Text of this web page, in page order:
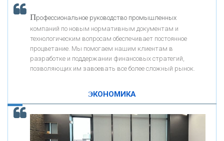
«АВТОГРАДБАНК»
«ПРОМРЕГИОНБАНК»
ОНАС
Как Система быстрых платежей за пять лет
изменила финансовый рынок - «Интервью»
Профессиональное руководство промышленных
компаний по новым нормативным документам и
технологическим вопросам обеспечивает постоянное
процветание. Мы помогаем нашим клиентам в
разработке и поддержании финансовых стратегий,
позволяющих им завоевать все более сложный рынок.
ЭКОНОМИКА